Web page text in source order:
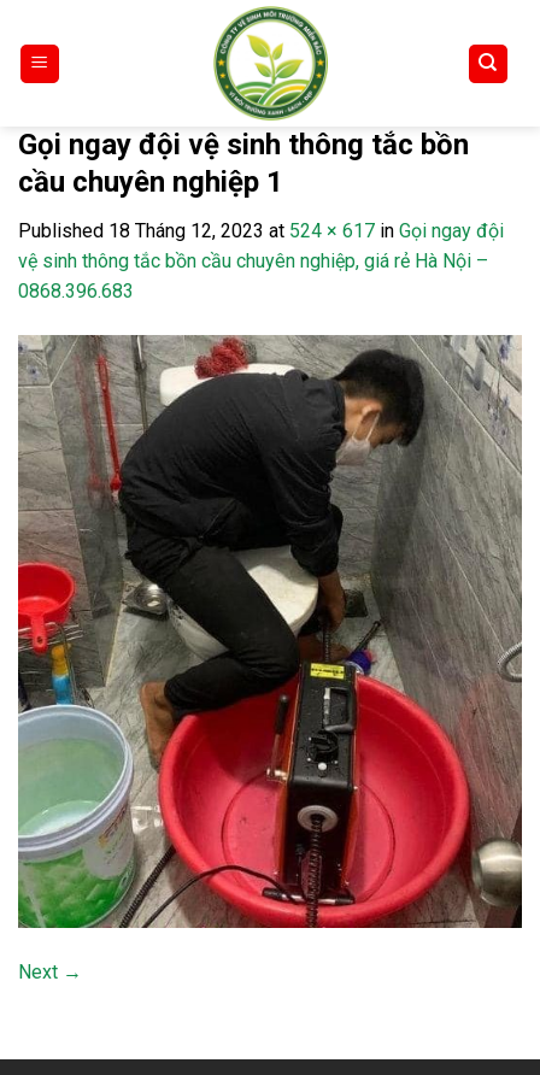
content
Gọi ngay đội vệ sinh thông tắc bồn
cầu chuyên nghiệp 1
Published 18 Tháng 12, 2023 at 524 × 617 in Gọi ngay đội
vệ sinh thông tắc bồn cầu chuyên nghiệp, giá rẻ Hà Nội –
0868.396.683
Next →